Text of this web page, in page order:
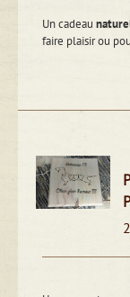
Un cadeau
faire plaisir ou